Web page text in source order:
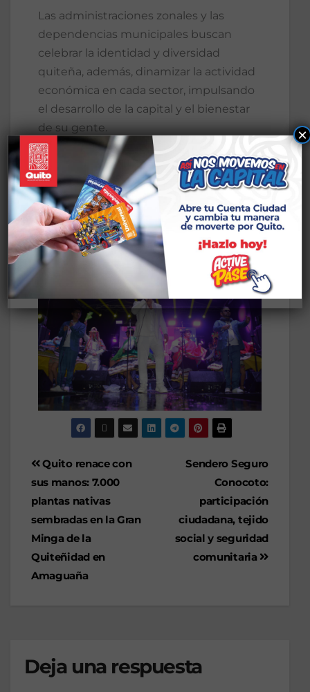
Las administraciones zonales y las
dependencias municipales buscan
celebrar la identidad y diversidad
quiteña, además, dinamizar la actividad
económica en cada sector, impulsando
el desarrollo de la capital y el bienestar
de su gente.
Consulta la agenda completa de ‘Fiestas
de Quito 2025’ en
https://cultura.quito.gob.ec/wp-
content/uploads/2025/11/AGENDA_FQ20
25_agenda-1.pdf
Sendero Seguro
Conocoto:
participación
ciudadana, tejido
social y seguridad
comunitaria
Quito renace con
sus manos: 7.000
plantas nativas
sembradas en la Gran
Minga de la
Quiteñidad en
Amaguaña
Deja una respuesta
×